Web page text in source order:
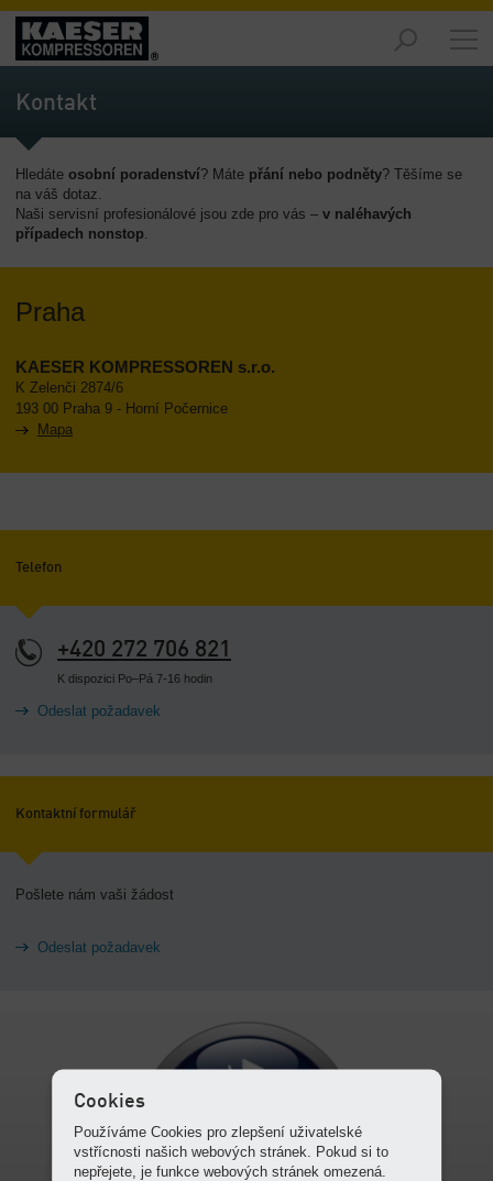
Trhy
-
Přehled
-
Přehled
-
Přehled
technologií
-
Přehled
Přehled
Kontakt
Hledáte osobní poradenství? Máte přání nebo podněty? Těšíme se
na váš dotaz.
Naši servisní profesionálové jsou zde pro vás – v naléhavých
případech nonstop.
Praha
KAESER KOMPRESSOREN s.r.o.
K Zelenči 2874/6
193 00 Praha 9 - Horní Počernice
Mapa
Telefon
+420 272 706 821
K dispozici Po–Pá 7-16 hodin
Odeslat požadavek
Kontaktní formulář
Pošlete nám vaši žádost
Odeslat požadavek
Cookies
Používáme Cookies pro zlepšení uživatelské
vstřícnosti našich webových stránek. Pokud si to
nepřejete, je funkce webových stránek omezená.